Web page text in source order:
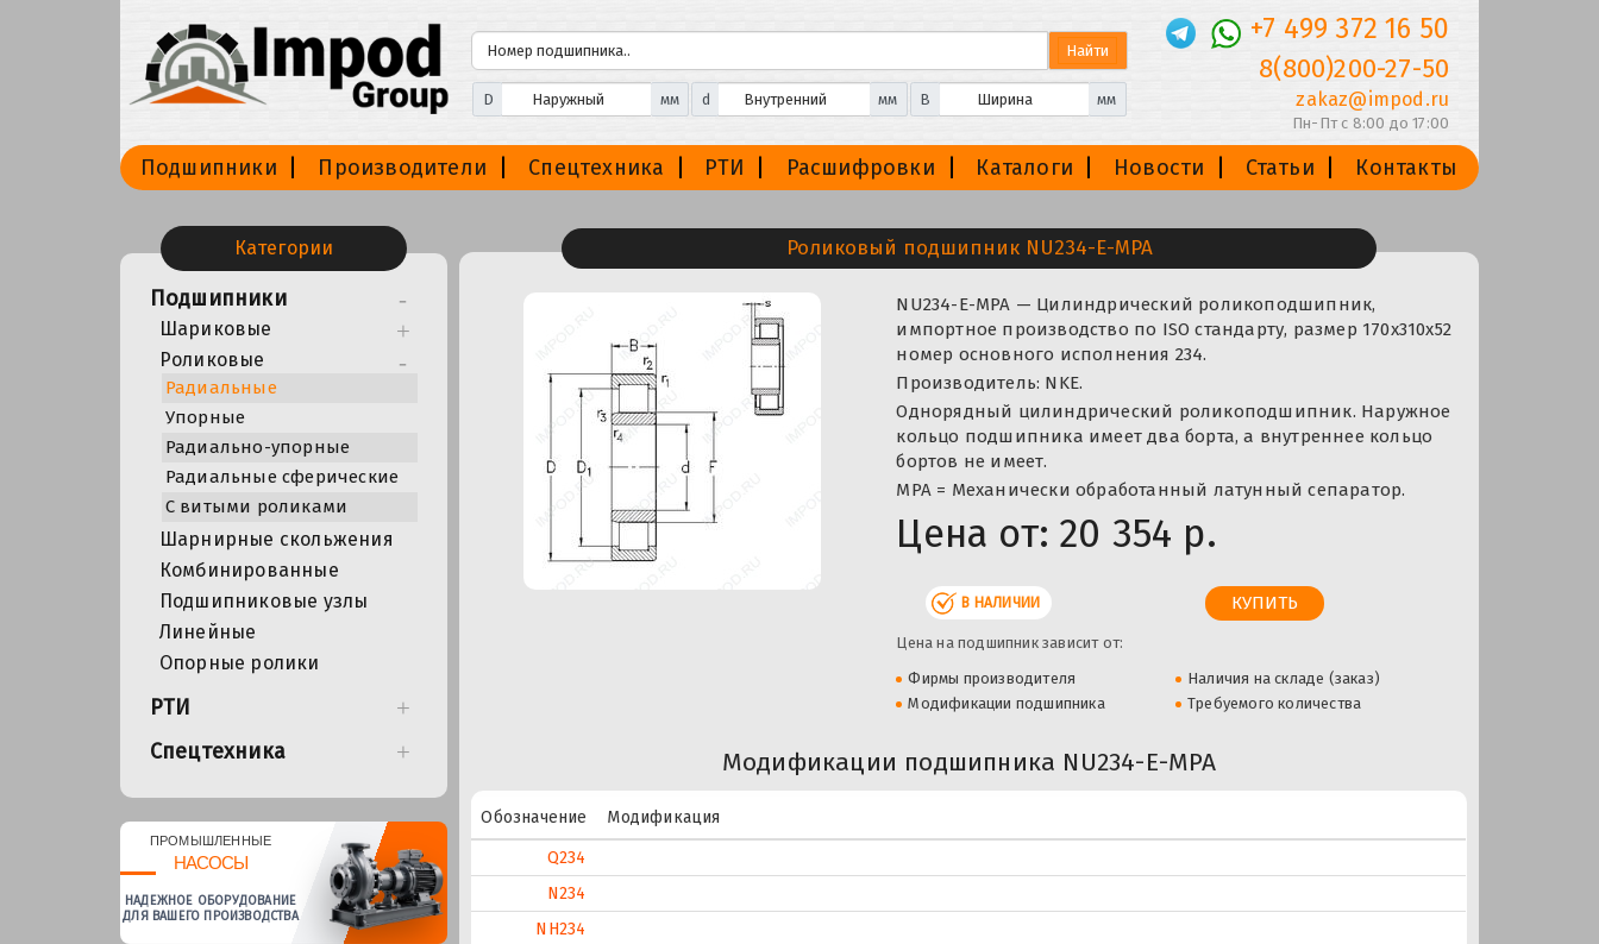
D мм d мм B мм
+7 499 372 16 50
8(800)200-27-50
zakaz@impod.ru
Пн-Пт с 8:00 до 17:00
Подшипники Производители Спецтехника РТИ Расшифровки Каталоги Новости Статьи Контакты
Категории
Подшипники
Шариковые
Роликовые
Радиальные
Упорные
Радиально-упорные
Радиальные сферические
С витыми роликами
Шарнирные скольжения
Комбинированные
Подшипниковые узлы
Линейные
Опорные ролики
РТИ
Спецтехника
ПРОМЫШЛЕННЫЕ
НАСОСЫ
НАДЕЖНОЕ ОБОРУДОВАНИЕ
ДЛЯ ВАШЕГО ПРОИЗВОДСТВА
Роликовый подшипник NU234-E-MPA
NU234-E-MPA — Цилиндрический роликоподшипник,
импортное производство по ISO стандарту, размер 170x310x52
номер основного исполнения 234.
Производитель: NKE.
Однорядный цилиндрический роликоподшипник. Наружное
кольцо подшипника имеет два борта, а внутреннее кольцо
бортов не имеет.
MPA = Механически обработанный латунный сепаратор.
Цена от: 20 354 р.
В НАЛИЧИИ
Цена на подшипник зависит от:
Фирмы производителя
Наличия на складе (заказ)
Модификации подшипника
Требуемого количества
Модификации подшипника NU234-E-MPA
Обозначение
Модификация
Q234
N234
NH234